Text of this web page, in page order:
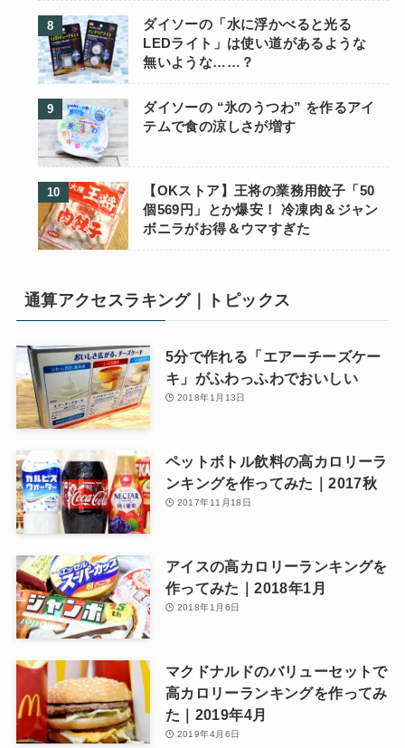
ダイソーの「水に浮かべると光る
LEDライト」は使い道があるような
無いような……？
ダイソーの “氷のうつわ” を作るアイ
テムで食の涼しさが増す
【OKストア】王将の業務用餃子「50
個569円」とか爆安！ 冷凍肉＆ジャン
ボニラがお得＆ウマすぎた
通算アクセスラキング｜トピックス
5分で作れる「エアーチーズケー
キ」がふわっふわでおいしい
2018年1月13日
ペットボトル飲料の高カロリーラ
ンキングを作ってみた｜2017秋
2017年11月18日
アイスの高カロリーランキングを
作ってみた｜2018年1月
2018年1月6日
マクドナルドのバリューセットで
高カロリーランキングを作ってみ
た｜2019年4月
2019年4月6日